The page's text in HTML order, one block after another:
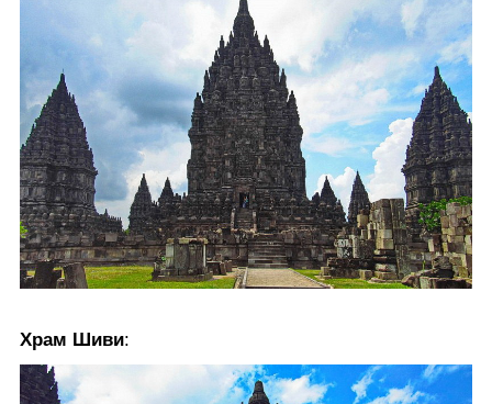
Храм Шиви: